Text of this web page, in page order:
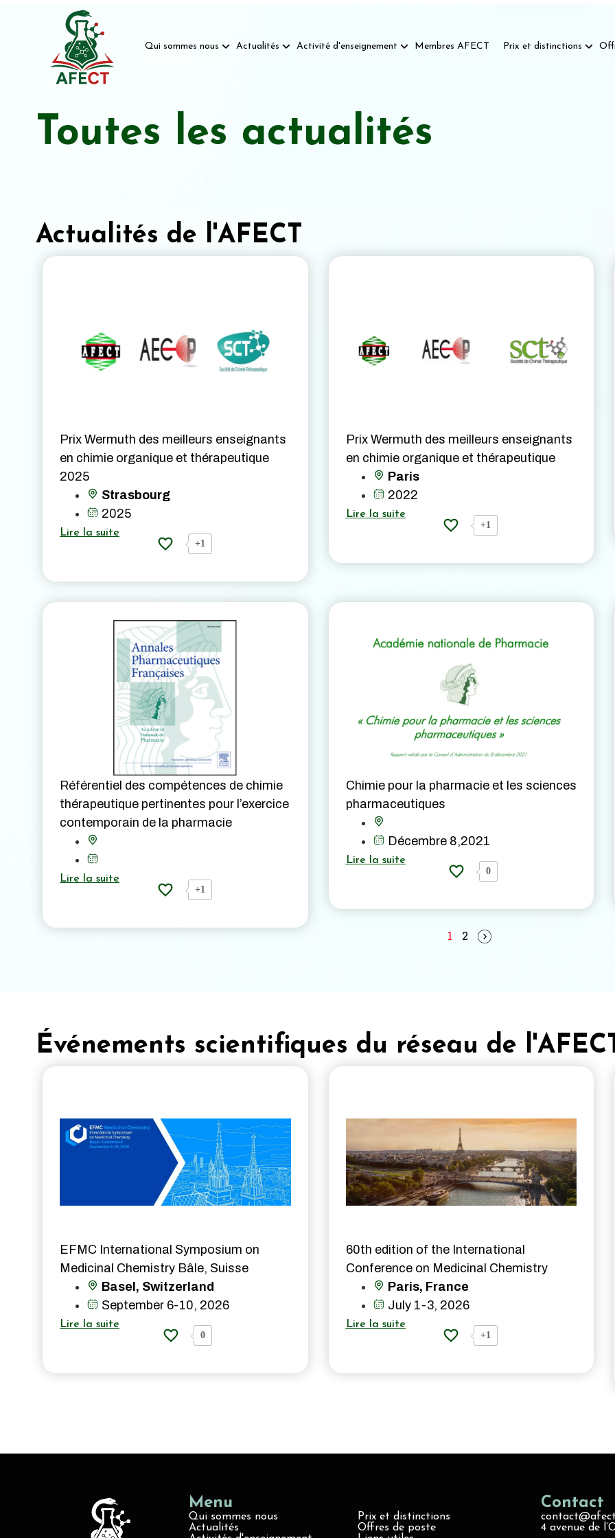
Qui sommes nous Actualités Activité d'enseignement Membres AFECT Prix et distinctions
Toutes les actualités
Actualités de l'AFECT
Prix Wermuth des meilleurs enseignants
en chimie organique et thérapeutique
2025
Strasbourg
2025
Lire la suite
+1
Prix Wermuth des meilleurs enseignants
en chimie organique et thérapeutique
Paris
2022
Lire la suite
+1
Référentiel des compétences de chimie
thérapeutique pertinentes pour l’exercice
contemporain de la pharmacie
Lire la suite
+1
Chimie pour la pharmacie et les sciences
pharmaceutiques
Décembre 8,2021
Lire la suite
0
1 2
Événements scientifiques du réseau de
EFMC International Symposium on
Medicinal Chemistry Bâle, Suisse
Basel, Switzerland
September 6-10, 2026
Lire la suite
0
60th edition of the International
Conference on Medicinal Chemistry
Paris, France
July 1-3, 2026
Lire la suite
+1
Menu
Qui sommes nous
Actualités
Prix et distinctions
Offres de poste
Contact
4 avenue de